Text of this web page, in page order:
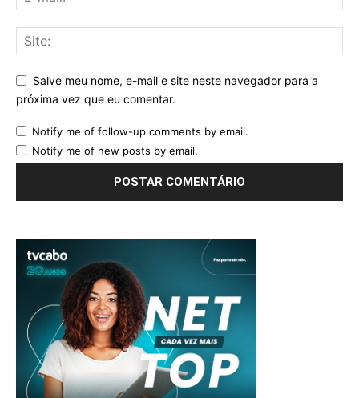
Salve meu nome, e-mail e site neste navegador para a
próxima vez que eu comentar.
Notify me of follow-up comments by email.
Notify me of new posts by email.